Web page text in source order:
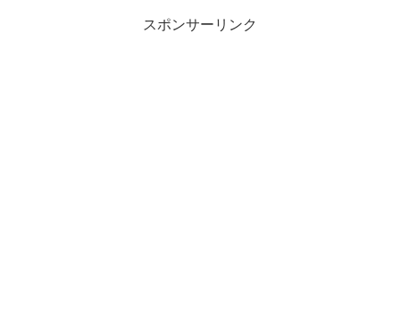
スポンサーリンク